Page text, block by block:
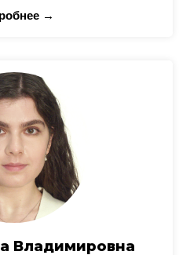
→
Владимировна